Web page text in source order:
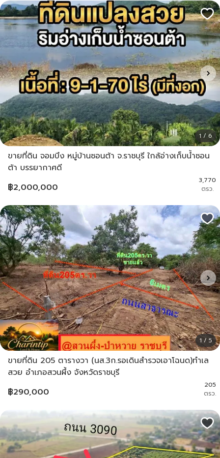
1 / 6
ขายที่ดิน จอมบึง หมู่บ้านซอนต้า จ.ราชบุรี ใกล้อ่างเก็บน้ำซอน
ต้า บรรยากาศดี
฿2,000,000
3,770
ตรว.
1 / 5
ขายที่ดิน 205 ตารางวา (นส.3ก.รอเดินสำรวจเอาโฉนด)ทำเล
สวย อำเภอสวนผึ้ง จังหวัดราชบุรี
฿290,000
205
ตรว.